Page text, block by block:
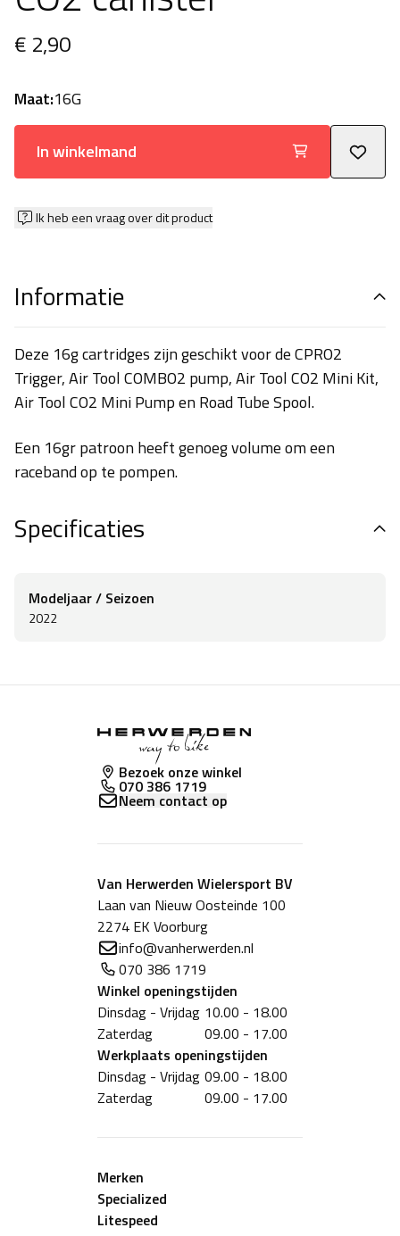
€ 2,90
Maat:16G
In winkelmand
Ik heb een vraag over dit product
Informatie
Deze 16g cartridges zijn geschikt voor de CPRO2
Trigger, Air Tool COMBO2 pump, Air Tool CO2 Mini Kit,
Air Tool CO2 Mini Pump en Road Tube Spool.
Een 16gr patroon heeft genoeg volume om een
raceband op te pompen.
Specificaties
Modeljaar / Seizoen
2022
Bezoek onze winkel
070 386 1719
Neem contact op
Van Herwerden Wielersport BV
Laan van Nieuw Oosteinde 100
2274 EK Voorburg
info@vanherwerden.nl
070 386 1719
Winkel openingstijden
Dinsdag - Vrijdag 10.00 - 18.00
Zaterdag
09.00 - 17.00
Werkplaats openingstijden
Dinsdag - Vrijdag 09.00 - 18.00
Zaterdag
09.00 - 17.00
Merken
Specialized
Litespeed